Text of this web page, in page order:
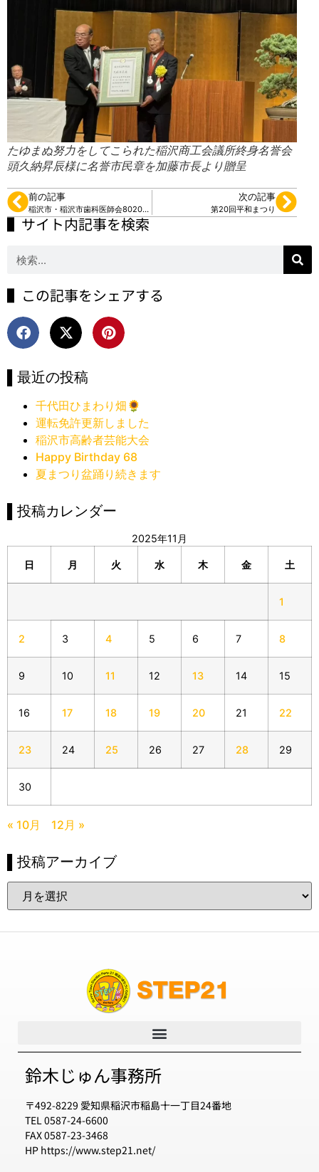
たゆまぬ努力をしてこられた稲沢商工会議所終身名誉会
頭久納昇辰様に名誉市民章を加藤市長より贈呈
前の記事
稲沢市・稲沢市歯科医師会8020表彰式
次の記事
第20回平和まつり
▌サイト内記事を検索
▌この記事をシェアする
▌最近の投稿
千代田ひまわり畑🌻
運転免許更新しました
稲沢市高齢者芸能大会
Happy Birthday 68
夏まつり盆踊り続きます
▌投稿カレンダー
2025年11月
日 月 火 水 木 金 土
1
2 3 4 5 6 7 8
9 10 11 12 13 14 15
16 17 18 19 20 21 22
23 24 25 26 27 28 29
30
« 10月 12月 »
▌投稿アーカイブ
鈴木じゅん事務所
〒492-8229 愛知県稲沢市稲島十一丁目24番地
TEL 0587-24-6600
FAX 0587-23-3468
HP https://www.step21.net/